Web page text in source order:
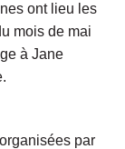
ont lieu les
mois de mai
à Jane
par